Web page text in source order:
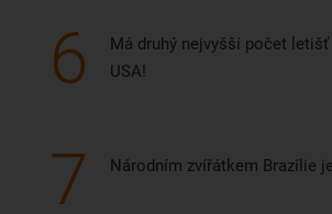
6
Má druhý nejvyšší počet letišť
USA!
7 Národním zvířátkem Brazílie